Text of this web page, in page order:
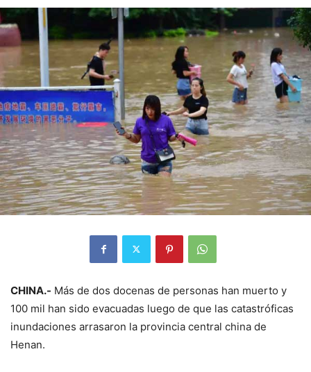
CHINA.- Más de dos docenas de personas han muerto y
100 mil han sido evacuadas luego de que las catastróficas
inundaciones arrasaron la provincia central china de
Henan.